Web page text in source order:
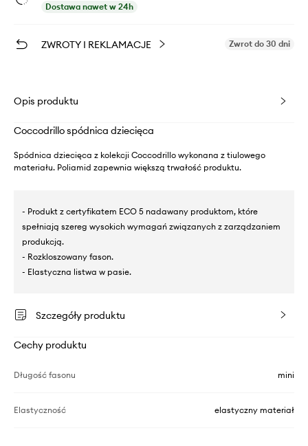
Dostawa nawet w 24h
ZWROTY I REKLAMACJE Zwrot do 30 dni
Opis produktu
Coccodrillo spódnica dziecięca
Spódnica dziecięca z kolekcji Coccodrillo wykonana z tiulowego
materiału. Poliamid zapewnia większą trwałość produktu.
- Produkt z certyfikatem ECO 5 nadawany produktom, które
spełniają szereg wysokich wymagań związanych z zarządzaniem
produkcją.
- Rozkloszowany fason.
- Elastyczna listwa w pasie.
Szczegóły produktu
Cechy produktu
Długość fasonu mini
Elastyczność elastyczny materiał